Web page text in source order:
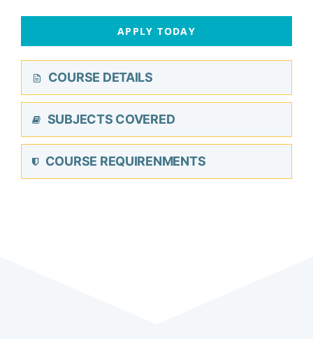
APPLY TODAY
COURSE DETAILS
SUBJECTS COVERED
COURSE REQUIRENMENTS